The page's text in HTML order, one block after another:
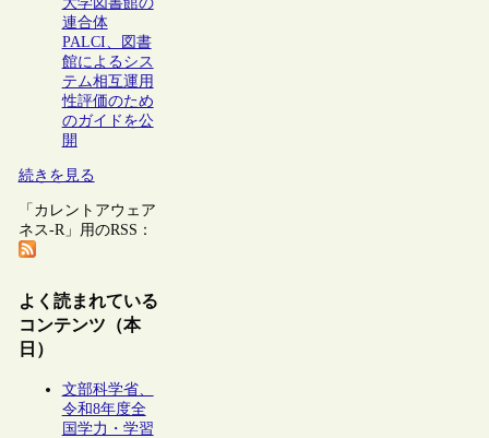
連合体
PALCI、図書
館によるシス
テム相互運用
性評価のため
のガイドを公
開
続きを見る
「カレントアウェア
ネス-R」用のRSS：
よく読まれている
コンテンツ（本
日）
文部科学省、
令和8年度全
国学力・学習